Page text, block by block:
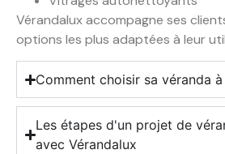
Vérandalux accompagne ses
options les plus adaptées à leur
Comment choisir sa véranda
Les étapes d'un projet de
avec Vérandalux